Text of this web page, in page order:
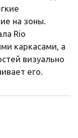
на зоны.
Rio
каркасами, а
визуально
его.